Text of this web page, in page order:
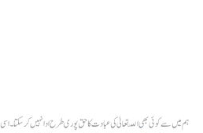
ہم میں سے کوئی بھی اللّہ تعالیٰ کی عبادت کا حق پوری طرح ادا نہیں کر